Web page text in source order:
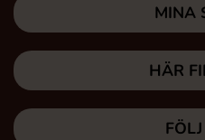
MINA
HÄR